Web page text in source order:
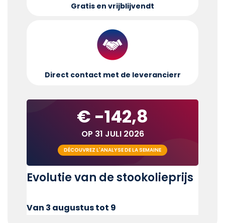
Gratis en vrijblijvendt
Direct contact met de leverancierr
€ -142,8
OP 31 JULI 2026
DÉCOUVREZ L'ANALYSE DE LA SEMAINE
Evolutie van de stookolieprijs
Van 3 augustus tot 9